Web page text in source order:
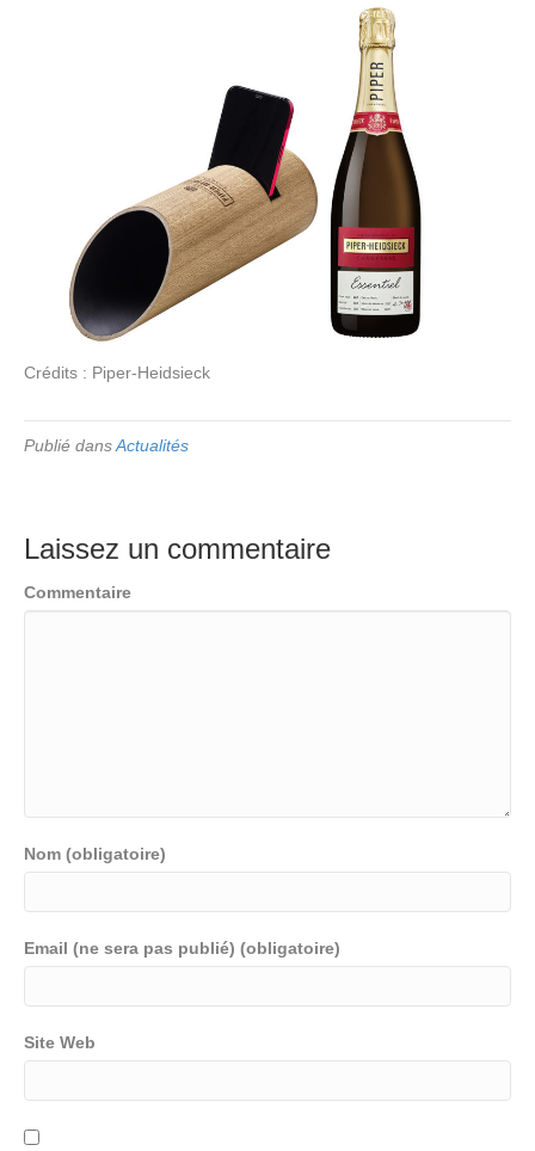
Crédits : Piper-Heidsieck
Publié dansActualités
Laissez un commentaire
Commentaire
Nom (obligatoire)
Email (ne sera pas publié) (obligatoire)
Site Web